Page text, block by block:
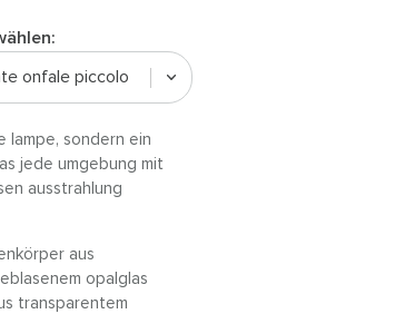
onfale piccolo
lampe, sondern ein
jede umgebung mit
ausstrahlung
aus
opalglas
transparentem